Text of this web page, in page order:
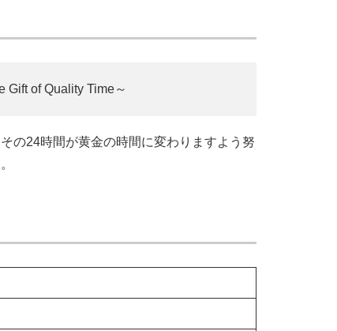
of Quality Time～
の24時間が黄金の時間に変わりますよう努